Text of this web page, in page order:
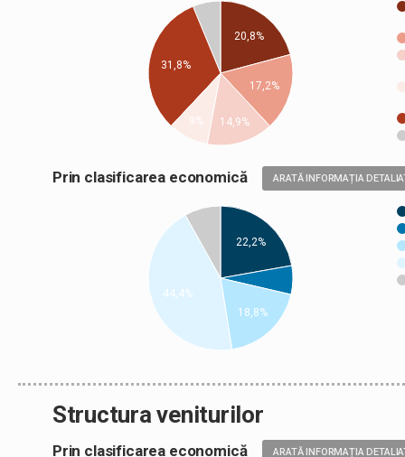
20,8%
17,2%
31,8%
14,9%
Prin clasificarea economică ARATĂ INFORMAȚIA
22,2%
18,8%
44,4%
Structura veniturilor
Prin clasificarea economică ARATĂ INFORMAȚIA